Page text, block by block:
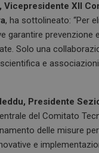
Vicepresidente XII
, ha sottolineato: “Per
garantire prevenzione
Solo una
e
Presidente
del Comitato
delle misure per
e